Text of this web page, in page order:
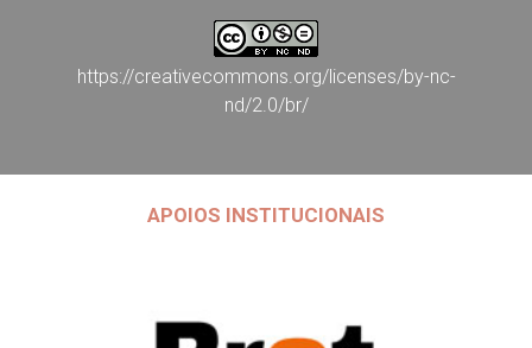
https://creativecommons.org/licenses/by-nc-
nd/2.0/br/
APOIOS INSTITUCIONAIS